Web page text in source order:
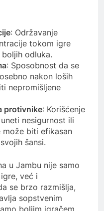
: Održavanje
tokom igre
odluka.
: Sposobnost da se
nakon loših
nepromišljene
protivnike: Korišćenje
nesigurnost ili
biti efikasan
šansi.
u Jambu nije samo
već i
se brzo razmišlja,
sopstvenim